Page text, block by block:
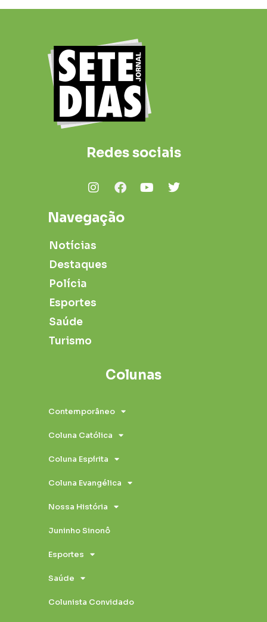
Redes sociais
Navegação
Notícias
Destaques
Polícia
Esportes
Saúde
Turismo
Colunas
Contemporâneo
Coluna Católica
Coluna Espírita
Coluna Evangélica
Nossa História
Juninho Sinonô
Esportes
Saúde
Colunista Convidado